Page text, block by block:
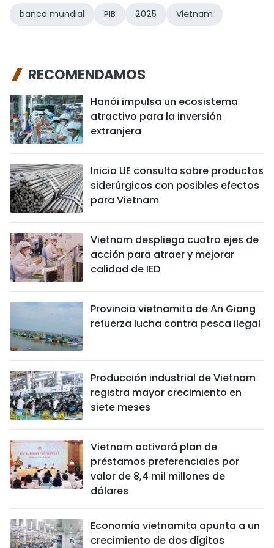
banco mundial PIB 2025 Vietnam
RECOMENDAMOS
Hanói impulsa un ecosistema
atractivo para la inversión
extranjera
Inicia UE consulta sobre productos
siderúrgicos con posibles efectos
para Vietnam
Vietnam despliega cuatro ejes de
acción para atraer y mejorar
calidad de IED
Provincia vietnamita de An Giang
refuerza lucha contra pesca ilegal
Producción industrial de Vietnam
registra mayor crecimiento en
siete meses
Vietnam activará plan de
préstamos preferenciales por
valor de 8,4 mil millones de
dólares
Economía vietnamita apunta a un
crecimiento de dos dígitos